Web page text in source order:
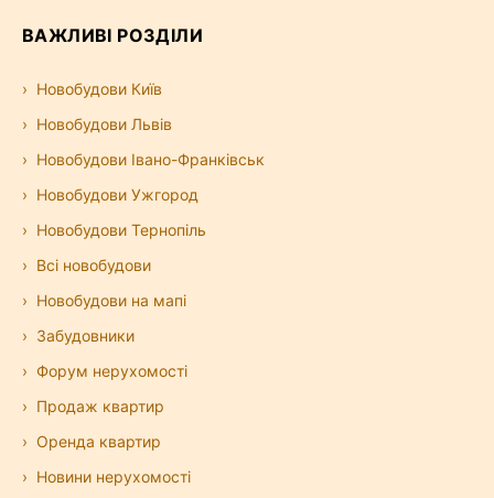
ВАЖЛИВІ РОЗДІЛИ
Новобудови Київ
Новобудови Львів
Новобудови Івано-Франківськ
Новобудови Ужгород
Новобудови Тернопіль
Всі новобудови
Новобудови на мапі
Забудовники
Форум нерухомості
Продаж квартир
Оренда квартир
Новини нерухомості